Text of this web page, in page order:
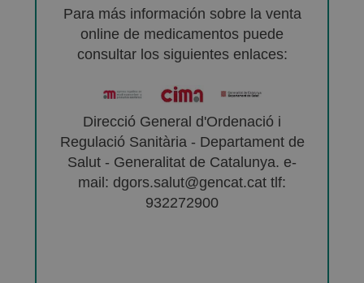
Para más información sobre la venta
online de medicamentos puede
consultar los siguientes enlaces:
Direcció General d'Ordenació i
Regulació Sanitària - Departament de
Salut - Generalitat de Catalunya. e-
mail: dgors.salut@gencat.cat tlf:
932272900